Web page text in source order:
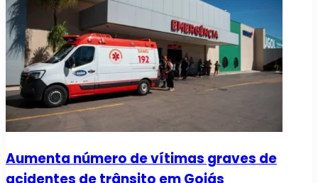
Aumenta número de vítimas graves de
acidentes de trânsito em Goiás